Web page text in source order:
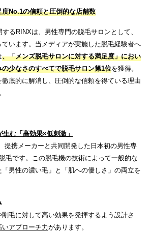
No.1の信頼と圧倒的な店舗数
るRINXは、男性専門の脱毛サロンとして、
います。当メディアが実施した脱毛経験者へ
、「メンズ脱毛サロンに対する満足度」におい
少なさのすべてで脱毛サロン第1位を獲得。
底的に解消し、圧倒的な信頼を得ている理由
む「高効果×低刺激」
提携メーカーと共同開発した日本初の男性専
毛です。この脱毛機の技術によって一般的な
男性の濃い毛」と「肌への優しさ」の両立を
剛毛に対して高い効果を発揮するよう設計さ
アプローチ力があります。